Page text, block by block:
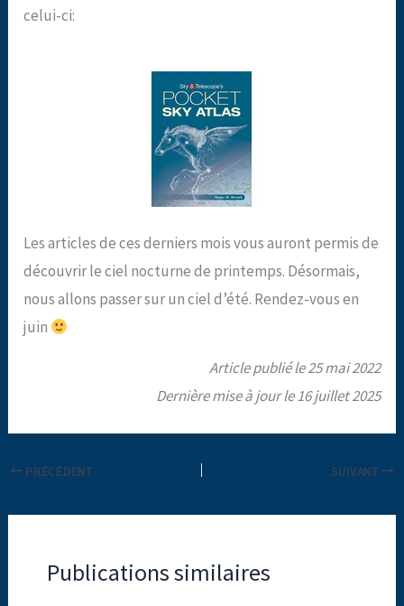
celui-ci:
Les articles de ces derniers mois vous auront permis de
découvrir le ciel nocturne de printemps. Désormais,
nous allons passer sur un ciel d’été. Rendez-vous en
juin
Article publié le 25 mai 2022
Dernière mise à jour le 16 juillet 2025
PRÉCÉDENT SUIVANT
Publications similaires